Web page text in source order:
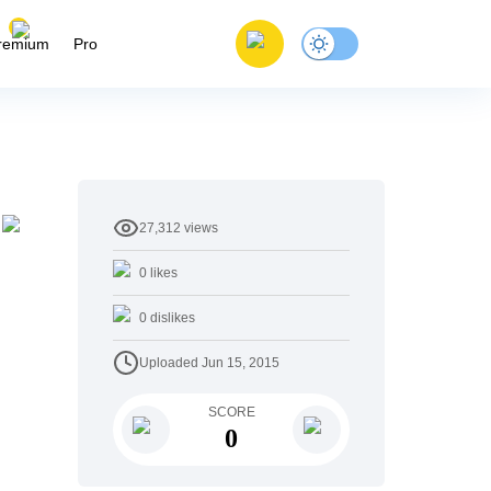
Pro
27,312 views
0 likes
0 dislikes
Uploaded Jun 15, 2015
SCORE
0